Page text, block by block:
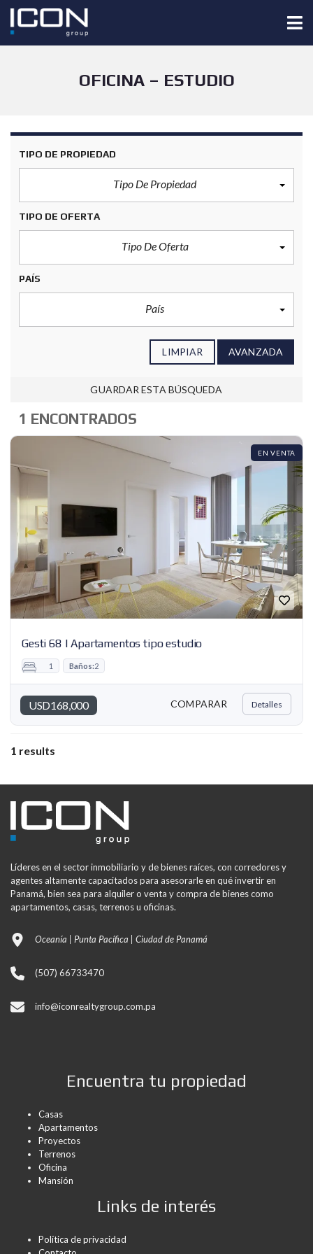
OFICINA – ESTUDIO
TIPO DE PROPIEDAD
Tipo De Propiedad
TIPO DE OFERTA
Tipo De Oferta
PAÍS
País
LIMPIAR AVANZADA
GUARDAR ESTA BÚSQUEDA
1 ENCONTRADOS
EN VENTA
Gesti 68 | Apartamentos tipo estudio
USD168,000
1 Baños:2
COMPARAR Detalles
1 results
Líderes en el sector inmobiliario y de bienes raíces, con corredores y
agentes altamente capacitados para asesorarle en qué invertir en
Panamá, bien sea para alquiler o venta y compra de bienes como
apartamentos, casas, terrenos u oficinas.
Oceanía | Punta Pacífica | Ciudad de Panamá
(507) 66733470
info@iconrealtygroup.com.pa
Encuentra tu propiedad
Casas
Apartamentos
Proyectos
Terrenos
Oficina
Mansión
Links de interés
Política de privacidad